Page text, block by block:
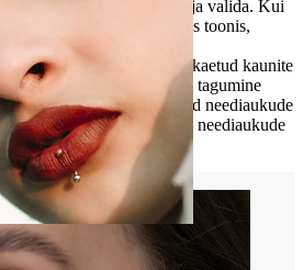
kujunduse ja värvi ise välja valida. Kui
võid saada selle hõbedases toonis,
valida mõne teise värvi.
terasest ja seejärel kaetud kaunite
6 mm ja jämedus 1,2 mm, tagumine
See on nõelaga tehtud neediaukude
loomulikult ka muude neediaukude
sobivad.